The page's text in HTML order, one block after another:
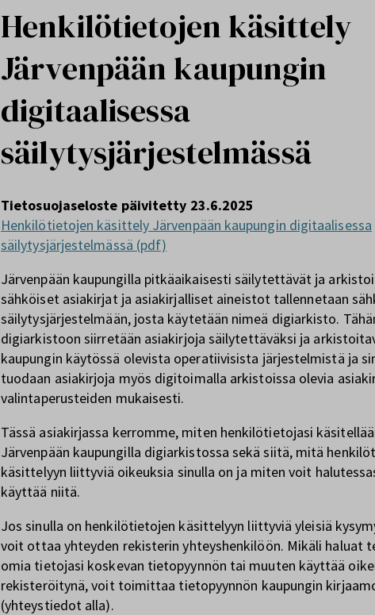
Henkilötietojen käsittely
Järvenpään kaupungin
digitaalisessa
säilytysjärjestelmässä
Tietosuojaseloste päivitetty 23.6.2025
Henkilötietojen käsittely Järvenpään kaupungin digitaalisessa
säilytysjärjestelmässä (pdf)
Järvenpään kaupungilla pitkäaikaisesti säilytettävät ja
sähköiset asiakirjat ja asiakirjalliset aineistot tallennetaan
säilytysjärjestelmään, josta käytetään nimeä digiarkisto.
digiarkistoon siirretään asiakirjoja säilytettäväksi ja
kaupungin käytössä olevista operatiivisista järjestelmistä ja
tuodaan asiakirjoja myös digitoimalla arkistoissa olevia
valintaperusteiden mukaisesti.
Tässä asiakirjassa kerromme, miten henkilötietojasi
Järvenpään kaupungilla digiarkistossa sekä siitä, mitä
käsittelyyn liittyviä oikeuksia sinulla on ja miten voit
käyttää niitä.
Jos sinulla on henkilötietojen käsittelyyn liittyviä yleisiä
voit ottaa yhteyden rekisterin yhteyshenkilöön. Mikäli haluat
omia tietojasi koskevan tietopyynnön tai muuten käyttää
rekisteröitynä, voit toimittaa tietopyynnön kaupungin
(yhteystiedot alla).